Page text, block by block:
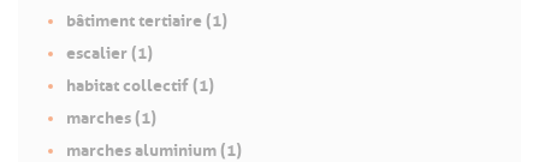
bâtiment tertiaire (1)
escalier (1)
habitat collectif (1)
marches (1)
marches aluminium (1)